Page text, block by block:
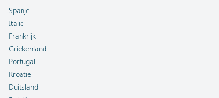
Spanje
Italië
Frankrijk
Griekenland
Portugal
Kroatië
Duitsland